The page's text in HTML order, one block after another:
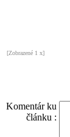
[Zobrazené 1 x]
Komentár ku
článku :